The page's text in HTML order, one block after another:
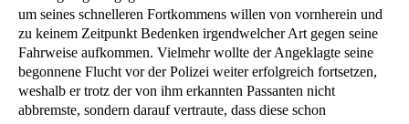
um seines schnelleren Fortkommens willen von vornherein und
zu keinem Zeitpunkt Bedenken irgendwelcher Art gegen seine
Fahrweise aufkommen. Vielmehr wollte der Angeklagte seine
begonnene Flucht vor der Polizei weiter erfolgreich fortsetzen,
weshalb er trotz der von ihm erkannten Passanten nicht
abbremste, sondern darauf vertraute, dass diese schon